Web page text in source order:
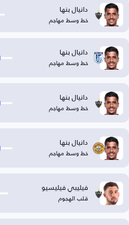
دانيال بنها
خط وسط مهاجم
دانيال بنها
خط وسط مهاجم
دانيال بنها
خط وسط مهاجم
دانيال بنها
خط وسط مهاجم
فيليبي فيليسيو
قلب الهجوم